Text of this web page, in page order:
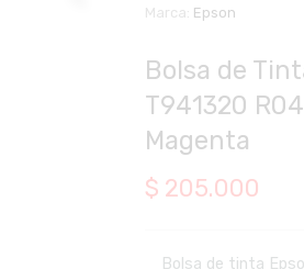
Marca: Epson
Bolsa de
T941320
Magenta
$ 205.000
Bolsa de tinta